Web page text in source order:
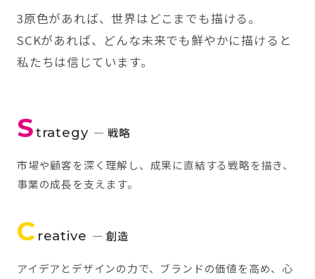
3原色があれば、世界はどこまでも描ける。
SCKがあれば、どんな未来でも鮮やかに描けると
私たちは信じています。
Strategy — 戦略
市場や顧客を深く理解し、成果に直結する戦略を描き、
事業の成長を支えます。
C reative — 創造
アイデアとデザインの力で、ブランドの価値を高め、心